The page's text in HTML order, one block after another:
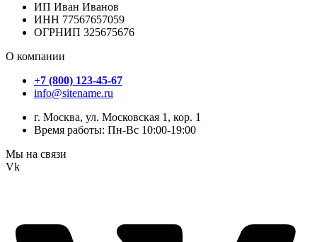
ИП Иван Иванов
ИНН 77567657059
ОГРНИП 325675676
О компании
+7 (800) 123-45-67
info@sitename.ru
г. Москва, ул. Московская 1, кор. 1
Время работы: Пн-Вс 10:00-19:00
Мы на связи
Vk